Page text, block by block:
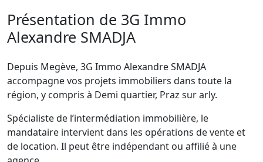
Présentation de 3G Immo
Alexandre SMADJA
Depuis Megève, 3G Immo Alexandre SMADJA
accompagne vos projets immobiliers dans toute la
région, y compris à Demi quartier, Praz sur arly.
Spécialiste de l’intermédiation immobilière, le
mandataire intervient dans les opérations de vente et
de location. Il peut être indépendant ou affilié à une